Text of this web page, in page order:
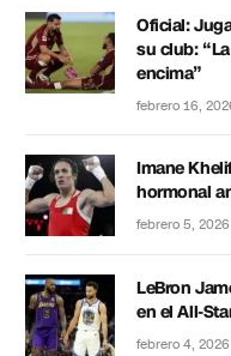
Oficial:
su club:
encima”
febrero 16,
Imane
hormonal
febrero 5, 2026
LeBron
en el All-
febrero 4, 2026